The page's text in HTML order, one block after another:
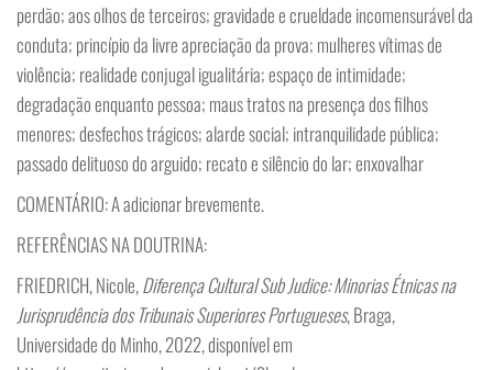
perdão; aos olhos de terceiros; gravidade e crueldade incomensurável da
conduta; princípio da livre apreciação da prova; mulheres vítimas de
violência; realidade conjugal igualitária; espaço de intimidade;
degradação enquanto pessoa; maus tratos na presença dos filhos
menores; desfechos trágicos; alarde social; intranquilidade pública;
passado delituoso do arguido; recato e silêncio do lar; enxovalhar
COMENTÁRIO: A adicionar brevemente.
REFERÊNCIAS NA DOUTRINA:
FRIEDRICH, Nicole,Diferença Cultural Sub Judice: Minorias Étnicas na
Jurisprudência dos Tribunais Superiores Portugueses, Braga,
Universidade do Minho, 2022, disponível em